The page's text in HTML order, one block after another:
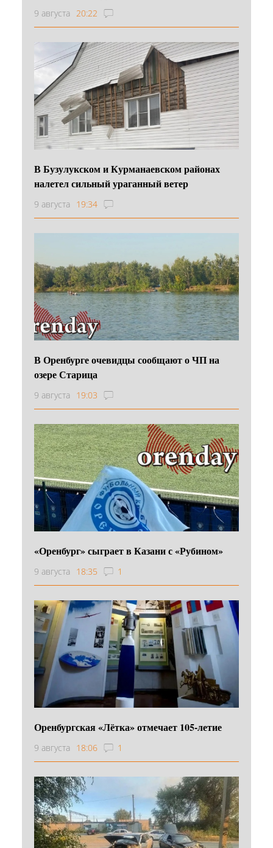
9 августа 20:22
В Бузулукском и Курманаевском районах
налетел сильный ураганный ветер
9 августа 19:34
В Оренбурге очевидцы сообщают о ЧП на
озере Старица
9 августа 19:03
«Оренбург» сыграет в Казани с «Рубином»
9 августа 18:35 1
Оренбургская «Лётка» отмечает 105-летие
9 августа 18:06 1